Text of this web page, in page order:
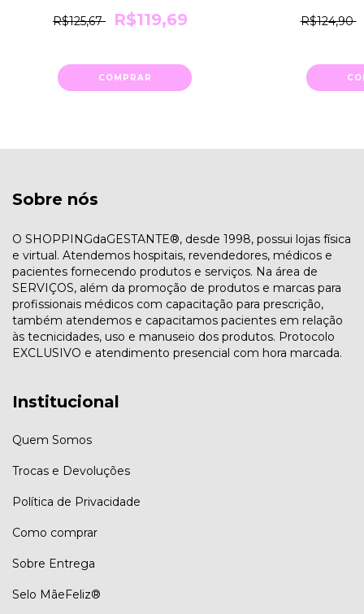
R$125,67
R$119,69
COMPRAR
R$124,90
Sobre nós
O SHOPPINGdaGESTANTE®, desde 1998, possui lojas física
e virtual. Atendemos hospitais, revendedores, médicos e
pacientes fornecendo produtos e serviços. Na área de
SERVIÇOS, além da promoção de produtos e marcas para
profissionais médicos com capacitação para prescrição,
também atendemos e capacitamos pacientes em relação
às tecnicidades, uso e manuseio dos produtos. Protocolo
EXCLUSIVO e atendimento presencial com hora marcada.
Institucional
Quem Somos
Trocas e Devoluções
Política de Privacidade
Como comprar
Sobre Entrega
Selo MãeFeliz®